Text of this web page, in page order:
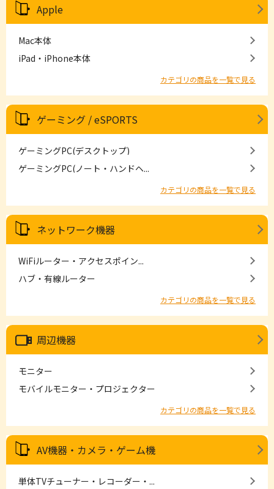
Apple
Mac本体
iPad・iPhone本体
カテゴリの商品を一覧で見る
ゲーミング / eSPORTS
ゲーミングPC(デスクトップ)
ゲーミングPC(ノート・ハンドヘ...
カテゴリの商品を一覧で見る
ネットワーク機器
WiFiルーター・アクセスポイン...
ハブ・有線ルーター
カテゴリの商品を一覧で見る
周辺機器
モニター
モバイルモニター・プロジェクター
カテゴリの商品を一覧で見る
AV機器・カメラ・ゲーム機
単体TVチューナー・レコーダー・...